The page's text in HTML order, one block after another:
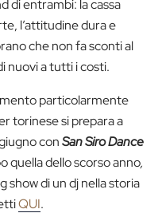
di entrambi: la cassa
l’attitudine dura e
che non fa sconti al
nuovi a tutti i costi.
particolarmente
torinese si prepara a
conSan Siro Dance
quella dello scorso anno,
show di un dj nella storia
QUI.